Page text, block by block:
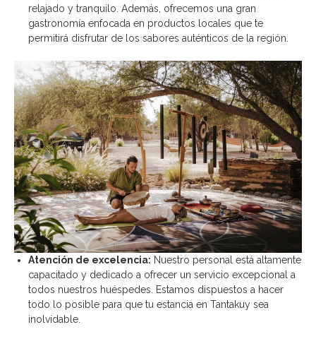
relajado y tranquilo. Además, ofrecemos una gran
gastronomía enfocada en productos locales que te
permitirá disfrutar de los sabores auténticos de la región.
Atención de excelencia: Nuestro personal está altamente
capacitado y dedicado a ofrecer un servicio excepcional a
todos nuestros huéspedes. Estamos dispuestos a hacer
todo lo posible para que tu estancia en Tantakuy sea
inolvidable.